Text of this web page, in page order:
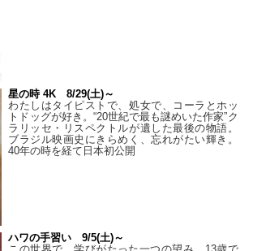
星の時 4K 8/29(土)～
わたしはタイピストで、処⼥で、コーラとホッ
トドッグが好き。“20世紀で最も謎めいた作家”ク
ラリッセ・リスペクトルが遺した最後の物語。
ブラジル映画史にきらめく、忘れがたい輝き。
40年の時を経て⽇本初公開
ハワの手習い 9/5(土)～